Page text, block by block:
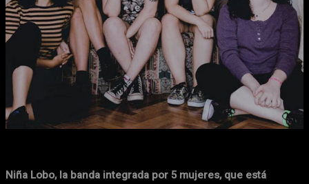
WhatsApp Email
Niña Lobo, la banda integrada por 5 mujeres, que está